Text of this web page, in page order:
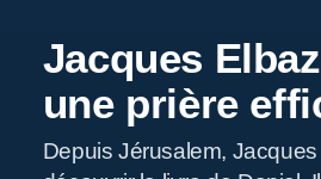
Jacques
une prière
Depuis Jérusalem,